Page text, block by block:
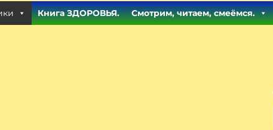
Книга ЗДОРОВЬЯ. Смотрим, читаем, смеёмся.